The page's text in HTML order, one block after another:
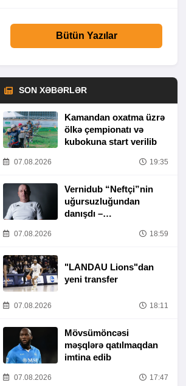
Bütün Yazılar
SON XƏBƏRLƏR
Kamandan oxatma üzrə
ölkə çempionatı və
kubokuna start verilib
07.08.2026 19:35
Vernidub “Neftçi”nin
uğursuzluğundan
danışdı –
TAMAMILƏ MƏNIM
07.08.2026 18:59
"LANDAU Lions"dan
yeni transfer
07.08.2026 18:11
Mövsümöncəsi
məşqlərə qatılmaqdan
imtina edib
07.08.2026 17:47